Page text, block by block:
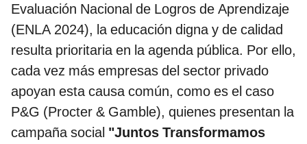
Evaluación Nacional de Logros de Aprendizaje
(ENLA 2024), la educación digna y de calidad
resulta prioritaria en la agenda pública. Por ello,
cada vez más empresas del sector privado
apoyan esta causa común, como es el caso
P&G (Procter & Gamble), quienes presentan la
campaña social "Juntos Transformamos